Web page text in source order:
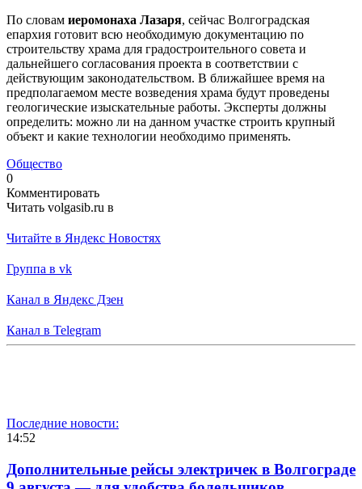
По словам иеромонаха Лазаря, сейчас Волгоградская
епархия готовит всю необходимую документацию по
строительству храма для градостроительного совета и
дальнейшего согласования проекта в соответствии с
действующим законодательством. В ближайшее время на
предполагаемом месте возведения храма будут проведены
геологические изыскательные работы. Эксперты должны
определить: можно ли на данном участке строить крупный
объект и какие технологии необходимо применять.
Общество
0
Комментировать
Читать volgasib.ru в
Читайте в Яндекс Новостях
Группа в vk
Канал в Яндекс Дзен
Канал в Telegram
Последние новости:
14:52
Дополнительные рейсы электричек в Волгограде